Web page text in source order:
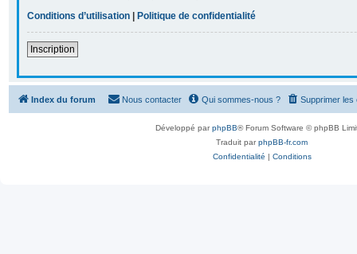
Conditions d’utilisation | Politique de confidentialité
Inscription
Index du forum Supprimer les
Qui sommes-nous ?
Nous contacter
Développé parphpBB® Forum Software © phpBB
Traduit parphpBB-fr.com
Confidentialité | Conditions